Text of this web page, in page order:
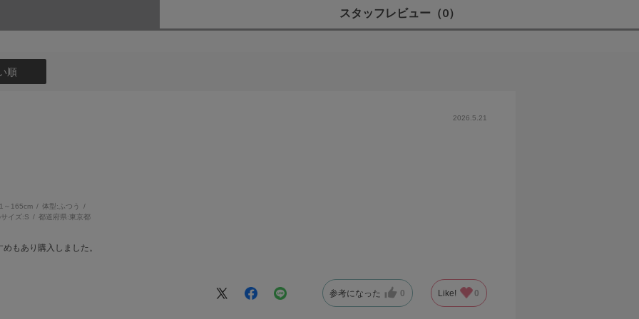
スタッフレビュー （0）
順
2026.5.21
～165cm 体型: ふつう
イズ:S 都道府県:東京都
もあり購入しました。
参考になった 0 Like! 0